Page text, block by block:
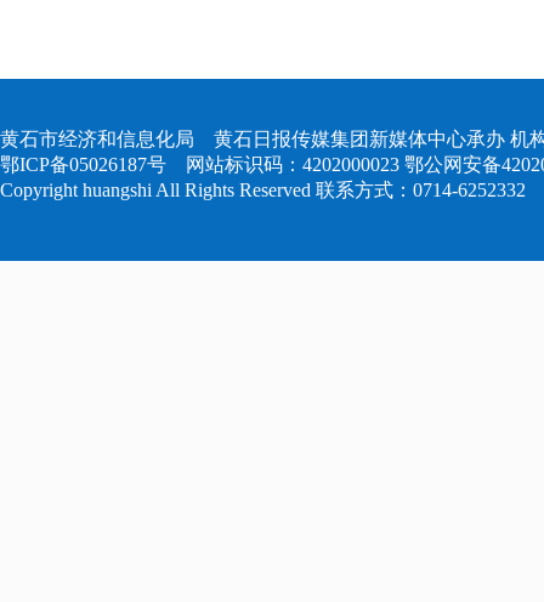
黄石市经济和信息化局 黄石日报传媒集团新媒体中心承办 机
鄂ICP备05026187号 网站标识码：4202000023 鄂公网安备
Copyright huangshi All Rights Reserved 联系方式：0714-6252332